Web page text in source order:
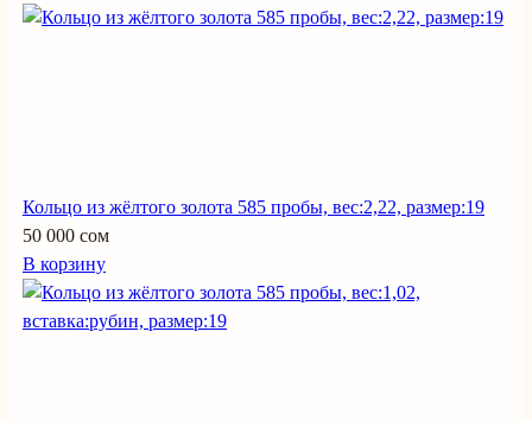
Кольцо из жёлтого золота 585 пробы, вес:2,22, размер:19
50 000 сом
В корзину